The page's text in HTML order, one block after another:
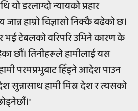
यो डरलाग्दो न्यायको प्रहार
हाम्रो चिज्ञासो निक्कै बढेको छ।
भई टेबलको वरिपरि उभिने कारण के
छौं। तिनीहरूले हामीलाई यस
परमप्रभुबाट हिँड्ने आदेश पाउन
सुन्नासाथ हामी मिस्र देश र त्यसको